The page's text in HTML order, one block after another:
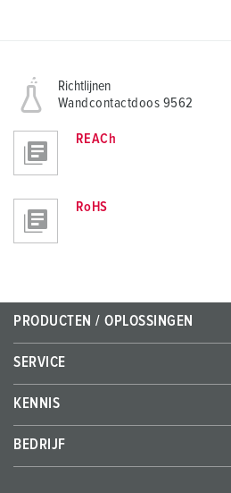
Richtlijnen
Wandcontactdoos 9562
REACh
RoHS
PRODUCTEN / OPLOSSINGEN
SERVICE
KENNIS
BEDRIJF